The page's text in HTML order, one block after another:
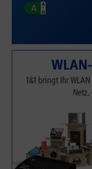
1&1 bringt Ihr